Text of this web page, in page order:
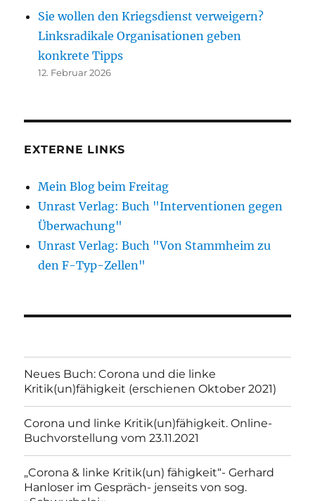
Sie wollen den Kriegsdienst verweigern?
Linksradikale Organisationen geben
konkrete Tipps
12. Februar 2026
EXTERNE LINKS
Mein Blog beim Freitag
Unrast Verlag: Buch "Interventionen gegen
Überwachung"
Unrast Verlag: Buch "Von Stammheim zu
den F-Typ-Zellen"
Neues Buch: Corona und die linke
Kritik(un)fähigkeit (erschienen Oktober 2021)
Corona und linke Kritik(un)fähigkeit. Online-
Buchvorstellung vom 23.11.2021
„Corona & linke Kritik(un) fähigkeit“- Gerhard
Hanloser im Gespräch- jenseits von sog.